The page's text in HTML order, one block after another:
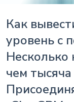
Как
уровень с
Несколько
чем